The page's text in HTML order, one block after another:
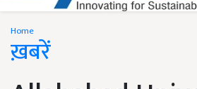
Home
ख़बरें